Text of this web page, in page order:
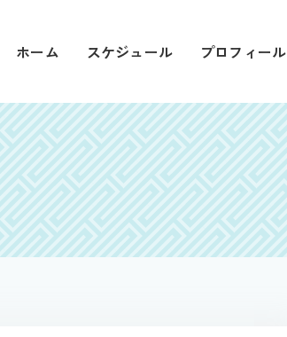
ホーム スケジュール プロフィール